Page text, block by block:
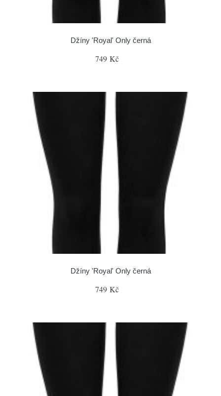
Džíny 'Royal' Only černá
749 Kč
Džíny 'Royal' Only černá
749 Kč